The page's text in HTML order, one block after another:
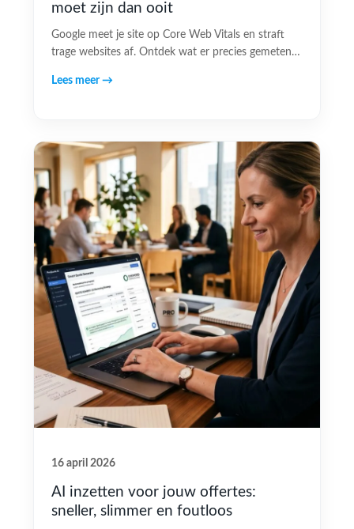
moet zijn dan ooit
Google meet je site op Core Web Vitals en straft
trage websites af. Ontdek wat er precies gemeten…
Lees meer →
16 april 2026
AI inzetten voor jouw offertes:
sneller, slimmer en foutloos